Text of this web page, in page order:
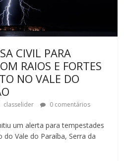
CIVIL PARA
RAIOS E FORTES
NO VALE DO
classelider 0 comentários
um alerta para tempestades
Vale do Paraíba, Serra da